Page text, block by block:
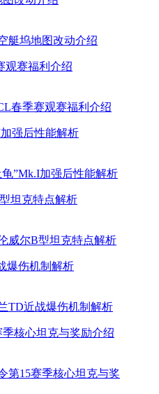
观赛福利介绍
加强后性能解析
坦克特点解析
爆伤机制解析
季核心坦克与奖励介绍